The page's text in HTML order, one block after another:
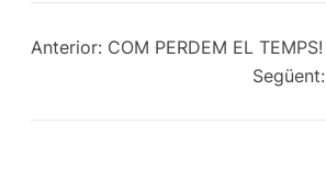
Anterior: COM PERDEM EL TEMPS!
Següent: